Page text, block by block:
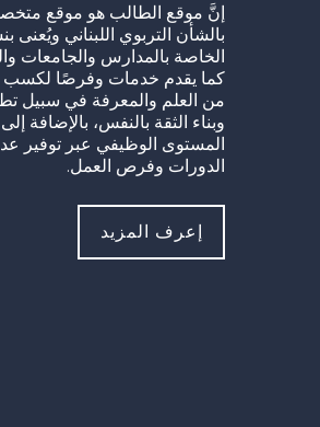
إنَّ موقع الطالب هو موقع
بالشأن التربوي اللبناني ويُعنى
الخاصة بالمدارس والجامعات
كما يقدم خدمات وفرصًا لكسب
من العلم والمعرفة في سبيل
وبناء الثقة بالنفس، بالإضافة
المستوى الوظيفي عبر توفير
الدورات وفرص العمل.
إعرف المزيد